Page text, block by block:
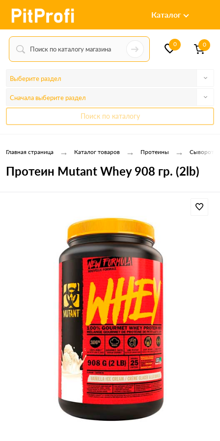
Каталог
0 0
Выберите раздел
Сначала выберите раздел
Поиск по каталогу
Главная страница → Каталог товаров → Протеины →
Протеин Mutant Whey 908 гр. (2lb)